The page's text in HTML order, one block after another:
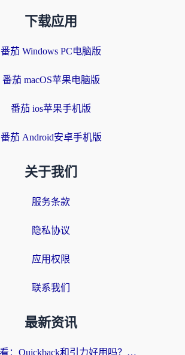
下载应用
番茄 Windows PC电脑版
番茄 macOS苹果电脑版
番茄 ios苹果手机版
番茄 Android安卓手机版
关于我们
服务条款
隐私协议
应用权限
联系我们
最新资讯
海外党必看：Quickback和引力好用吗？3分钟搞懂回国加速器怎么选